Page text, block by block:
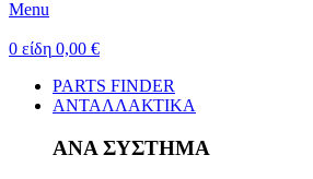
Menu
0 είδη 0,00 €
PARTS FINDER
ΑΝΤΑΛΛΑΚΤΙΚΑ
ΑΝΑ ΣΥΣΤΗΜΑ